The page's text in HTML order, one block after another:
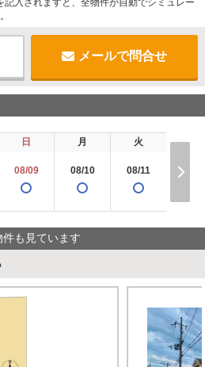
記入されますと、全物件が自動でシミュレー
メールで問合せ
日
08/09
月
08/10
火
08/11 08/
も見ています